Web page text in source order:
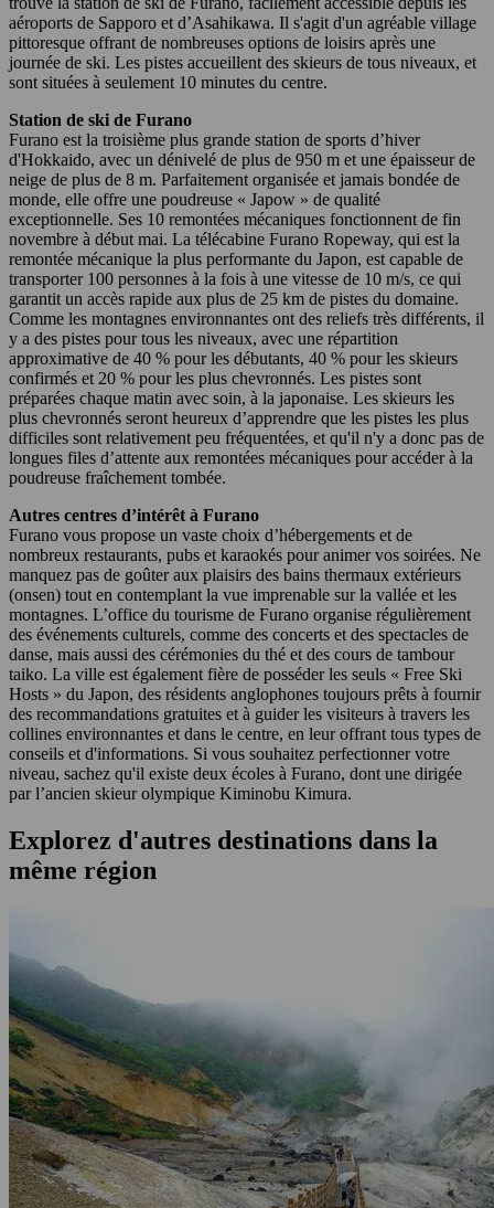
aéroports de Sapporo et d’Asahikawa. Il s'agit d'un agréable village
pittoresque offrant de nombreuses options de loisirs après une
journée de ski. Les pistes accueillent des skieurs de tous niveaux, et
sont situées à seulement 10 minutes du centre.
Station de ski de Furano
Furano est la troisième plus grande station de sports d’hiver
d'Hokkaido, avec un dénivelé de plus de 950 m et une épaisseur de
neige de plus de 8 m. Parfaitement organisée et jamais bondée de
monde, elle offre une poudreuse « Japow » de qualité
exceptionnelle. Ses 10 remontées mécaniques fonctionnent de fin
novembre à début mai. La télécabine Furano Ropeway, qui est la
remontée mécanique la plus performante du Japon, est capable de
transporter 100 personnes à la fois à une vitesse de 10 m/s, ce qui
garantit un accès rapide aux plus de 25 km de pistes du domaine.
Comme les montagnes environnantes ont des reliefs très différents, il
y a des pistes pour tous les niveaux, avec une répartition
approximative de 40 % pour les débutants, 40 % pour les skieurs
confirmés et 20 % pour les plus chevronnés. Les pistes sont
préparées chaque matin avec soin, à la japonaise. Les skieurs les
plus chevronnés seront heureux d’apprendre que les pistes les plus
difficiles sont relativement peu fréquentées, et qu'il n'y a donc pas de
longues files d’attente aux remontées mécaniques pour accéder à la
poudreuse fraîchement tombée.
Autres centres d’intérêt à Furano
Furano vous propose un vaste choix d’hébergements et de
nombreux restaurants, pubs et karaokés pour animer vos soirées. Ne
manquez pas de goûter aux plaisirs des bains thermaux extérieurs
(onsen) tout en contemplant la vue imprenable sur la vallée et les
montagnes. L’office du tourisme de Furano organise régulièrement
des événements culturels, comme des concerts et des spectacles de
danse, mais aussi des cérémonies du thé et des cours de tambour
taiko. La ville est également fière de posséder les seuls « Free Ski
Hosts » du Japon, des résidents anglophones toujours prêts à fournir
des recommandations gratuites et à guider les visiteurs à travers les
collines environnantes et dans le centre, en leur offrant tous types de
conseils et d'informations. Si vous souhaitez perfectionner votre
niveau, sachez qu'il existe deux écoles à Furano, dont une dirigée
par l’ancien skieur olympique Kiminobu Kimura.
Explorez d'autres destinations dans la
même région